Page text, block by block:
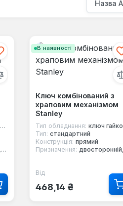
В наявності
Ключ комбінований з
храповим механізмом
Stanley
Тип обладнання: ключ гайковий
Тип: стандартний
Конструкція: прямий
Призначення: двосторонній, 12-ти гранний, з тріскачкою
Звичайна ціна:
Від
468,14 ₴